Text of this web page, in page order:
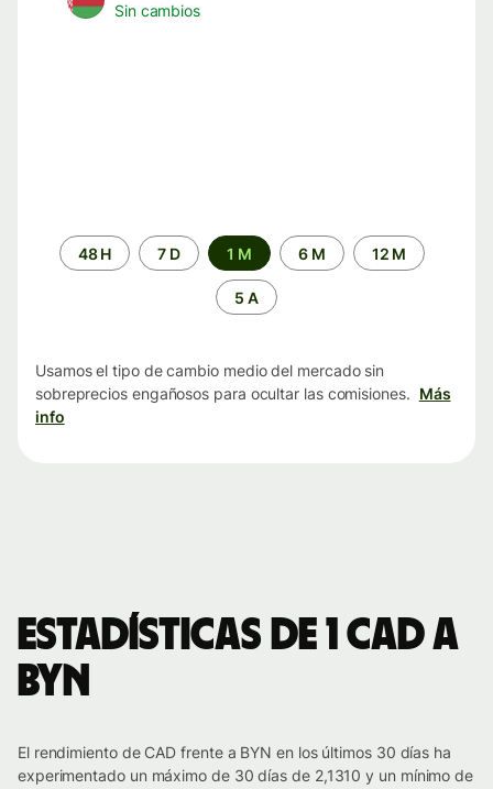
Sin cambios
Periodo48 H 7 D 1 M 6 M 12 M
5 A
Usamos el tipo de cambio medio del mercado sin
sobreprecios engañosos para ocultar las comisiones. Más
info
Estadísticas de 1 CAD a
BYN
El rendimiento de CAD frente a BYN en los últimos 30 días ha
experimentado un máximo de 30 días de 2,1310 y un mínimo de